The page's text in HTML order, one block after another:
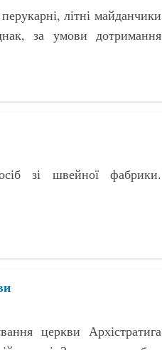
літні майданчики
за умови дотримання
зі швейної фабрики.
церкви Архістратига